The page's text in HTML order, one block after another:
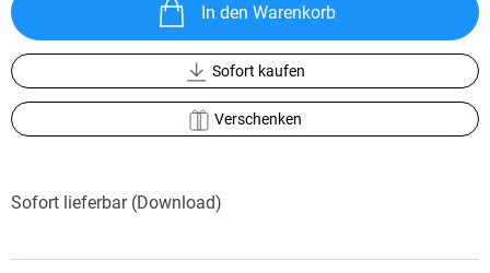
In den Warenkorb
Sofort kaufen
Verschenken
Sofort lieferbar (Download)